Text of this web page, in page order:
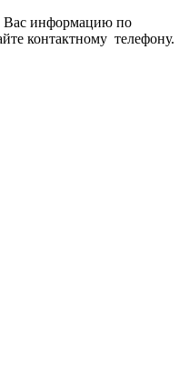
Вас информацию по
контактному телефону.